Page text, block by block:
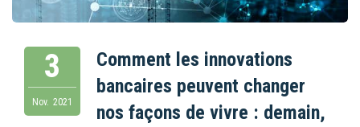
3
Nov. 2021
Comment les innovations
bancaires peuvent changer
nos façons de vivre : demain,